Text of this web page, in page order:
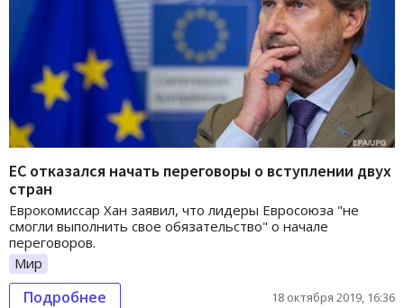
ЕС отказался начать переговоры о вступлении двух
стран
Еврокомиссар Хан заявил, что лидеры Евросоюза "не
смогли выполнить свое обязательство" о начале
переговоров.
Мир
Подробнее 18 октября 2019, 16:36